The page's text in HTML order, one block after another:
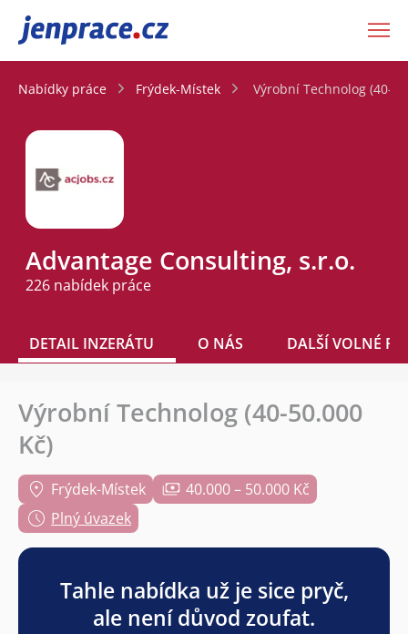
JenPráce.cz
Nabídky práce Frýdek-Místek Výrobní Technolog (40-
Advantage Consulting, s.r.o.
226 nabídek práce
DETAIL INZERÁTU O NÁS DALŠÍ VOLNÉ
Výrobní Technolog (40-50.000
Kč)
Frýdek-Místek
40.000 – 50.000 Kč
Plný úvazek
Tahle nabídka už je sice pryč,
ale není důvod zoufat.